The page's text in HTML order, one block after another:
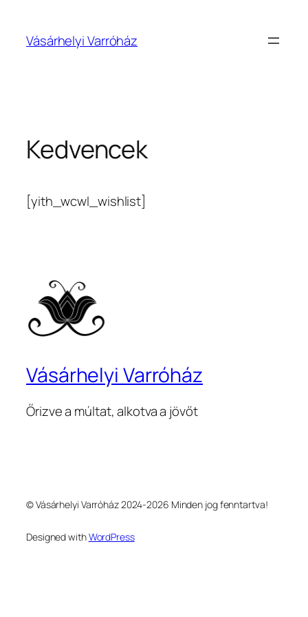
content
Vásárhelyi Varróház
Kedvencek
[yith_wcwl_wishlist]
Vásárhelyi Varróház
Őrizve a múltat, alkotva a jövőt
© Vásárhelyi Varróház 2024-2026 Minden jog fenntartva!
Designed withWordPress